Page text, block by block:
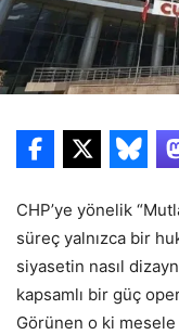
CHP’ye yönelik
süreç yalnızca bir
siyasetin nasıl
kapsamlı bir güç
Görünen o ki